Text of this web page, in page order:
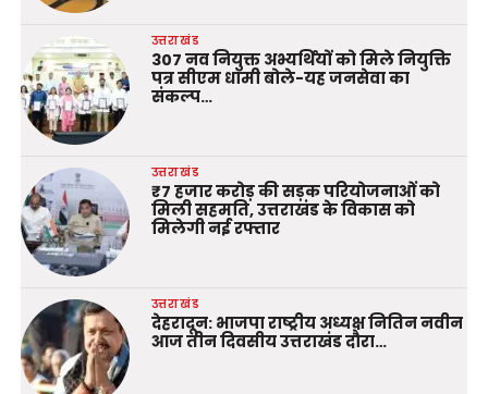
उत्तराखंड
307 नव नियुक्त अभ्यर्थियों को मिले नियुक्ति
पत्र सीएम धामी बोले-यह जनसेवा का
संकल्प…
उत्तराखंड
₹7 हजार करोड़ की सड़क परियोजनाओं को
मिली सहमति, उत्तराखंड के विकास को
मिलेगी नई रफ्तार
उत्तराखंड
देहरादून: भाजपा राष्ट्रीय अध्यक्ष नितिन नवीन
आज तीन दिवसीय उत्तराखंड दौरा…